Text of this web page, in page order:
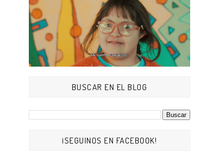
BUSCAR EN EL BLOG
¡SEGUINOS EN FACEBOOK!